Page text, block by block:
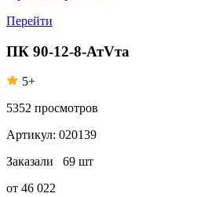
Перейти
ПК 90-12-8-АтVта
5+
5352 просмотров
Артикул: 020139
Заказали 69 шт
от 46 022